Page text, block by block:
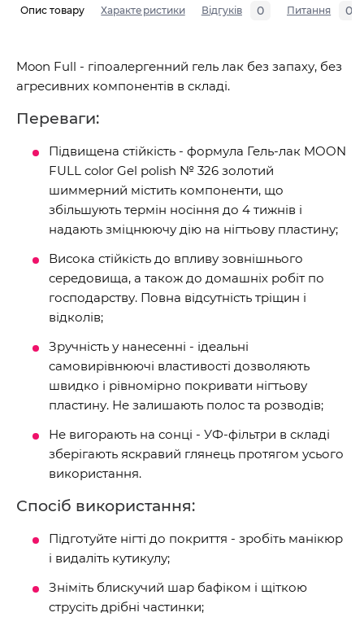
Опис товару Характеристики Відгуків 0 Питання 0
Moon Full - гіпоалергенний гель лак без запаху, без
агресивних компонентів в складі.
Переваги:
Підвищена стійкість - формула Гель-лак MOON
FULL color Gel polish № 326 золотий
шиммерний містить компоненти, що
збільшують термін носіння до 4 тижнів і
надають зміцнюючу дію на нігтьову пластину;
Висока стійкість до впливу зовнішнього
середовища, а також до домашніх робіт по
господарству. Повна відсутність тріщин і
відколів;
Зручність у нанесенні - ідеальні
самовирівнюючі властивості дозволяють
швидко і рівномірно покривати нігтьову
пластину. Не залишають полос та розводів;
Не вигорають на сонці - УФ-фільтри в складі
зберігають яскравий глянець протягом усього
використання.
Спосіб використання:
Підготуйте нігті до покриття - зробіть манікюр
і видаліть кутикулу;
Зніміть блискучий шар бафіком і щіткою
струсіть дрібні частинки;